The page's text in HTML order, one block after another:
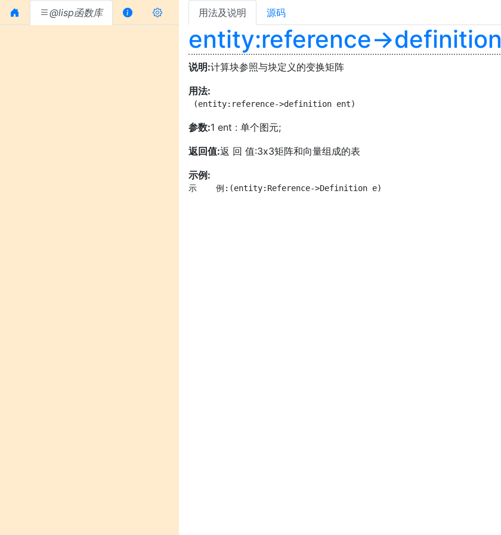
@lisp函数库 用法及说明 源码
entity:reference->definition
说明:计算块参照与块定义的变换矩阵
用法:
(entity:reference->definition ent)
参数:1 ent : 单个图元;
返回值:返 回 值:3x3矩阵和向量组成的表
示例:
示    例:(entity:Reference->Definition e)